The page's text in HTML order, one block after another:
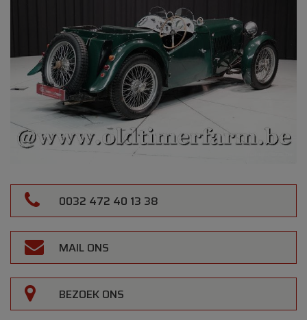
0032 472 40 13 38
MAIL ONS
BEZOEK ONS